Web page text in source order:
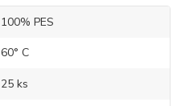
100% PES
60° C
25 ks